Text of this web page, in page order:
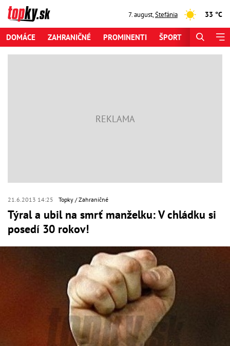
7. august,Štefánia 33 °C
DOMÁCE ZAHRANIČNÉ PROMINENTI ŠPORT
21.6.2013 14:25 Topky Zahraničné
Týral a ubil na smrť manželku: V chládku si
posedí 30 rokov!